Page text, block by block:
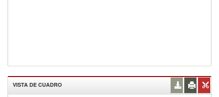
VISTA DE CUADRO